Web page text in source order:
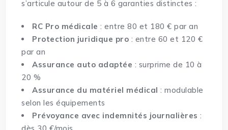
s’articule autour de 5 à 6 garanties distinctes :
RC Pro médicale : entre 80 et 180 € par an
Protection juridique pro : entre 60 et 120 €
par an
Assurance auto adaptée : surprime de 10 à
20 %
Assurance du matériel médical : modulable
selon les équipements
Prévoyance avec indemnités journalières :